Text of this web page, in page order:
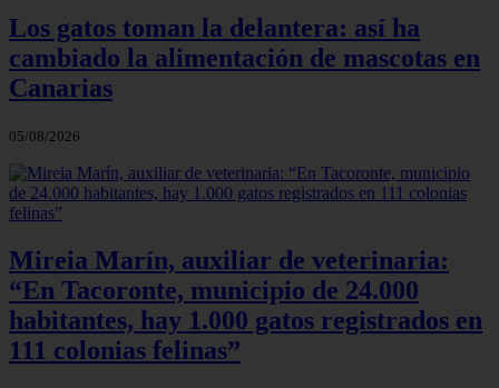
Los gatos toman la delantera: así ha
cambiado la alimentación de mascotas en
Canarias
05/08/2026
Mireia Marín, auxiliar de veterinaria:
“En Tacoronte, municipio de 24.000
habitantes, hay 1.000 gatos registrados en
111 colonias felinas”